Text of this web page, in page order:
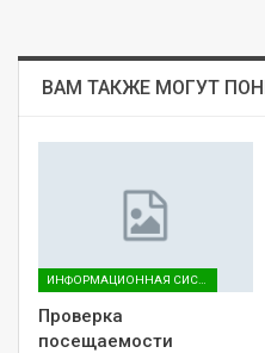
ВАМ ТАКЖЕ МОГУТ
Проверка
посещаемости